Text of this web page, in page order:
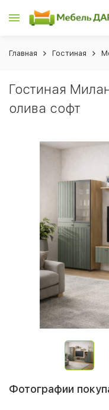
Главная Гостиная
Гостиная
олива софт
Фотографии